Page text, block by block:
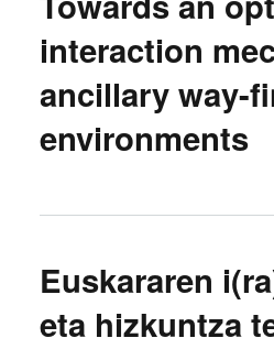
interaction
ancillary way-
environments
Euskararen
eta hizkuntza